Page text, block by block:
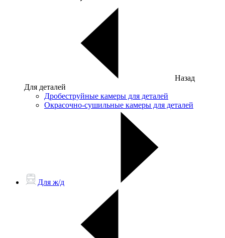
Назад
Для деталей
Дробеструйные камеры для деталей
Окрасочно-сушильные камеры для деталей
Для ж/д